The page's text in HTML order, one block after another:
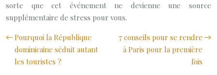
sorte que cet événement ne devienne une source
supplémentaire de stress pour vous.
Pourquoi la République
dominicaine séduit autant
les touristes ?
7 conseils pour se rendre
à Paris pour la première
fois